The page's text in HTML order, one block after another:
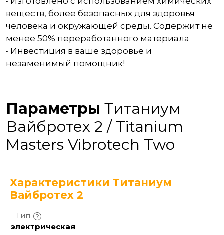
веществ, более безопасных для здоровья
человека и окружающей среды. Содержит не
менее 50% переработанного материала
• Инвестиция в ваше здоровье и
незаменимый помощник!
Параметры Титаниум
Вайбротех 2 / Titanium
Masters Vibrotech Two
Характеристики Титаниум
Вайбротех 2
Тип
электрическая